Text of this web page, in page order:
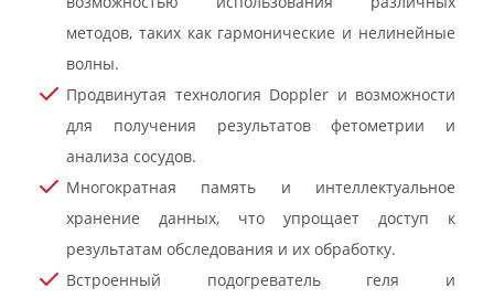
методов, таких как гармонические и нелинейные
волны.
Продвинутая технология Doppler и возможности
для получения результатов фетометрии и
анализа сосудов.
Многократная память и интеллектуальное
хранение данных, что упрощает доступ к
результатам обследования и их обработку.
Встроенный подогреватель геля и